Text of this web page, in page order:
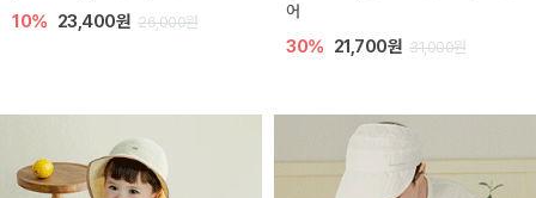
10% 23,400원 26,000원
어
30% 21,700원 31,000원